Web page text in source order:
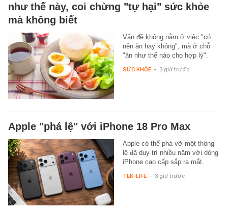
như thế này, coi chừng "tự hại" sức khỏe
mà không biết
Vấn đề không nằm ở việc "có
nên ăn hay không", mà ở chỗ
"ăn như thế nào cho hợp lý".
SỨC KHỎE - 3 giờ trước
Apple "phá lệ" với iPhone 18 Pro Max
Apple có thể phá vỡ một thông
lệ đã duy trì nhiều năm với dòng
iPhone cao cấp sắp ra mắt.
TEK-LIFE - 3 giờ trước